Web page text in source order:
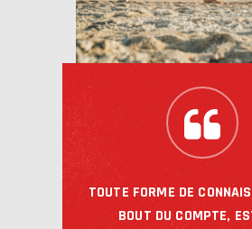
TOUTE FORME DE
BOUT DU COMPTE,